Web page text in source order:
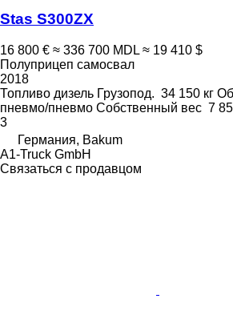
Stas S300ZX
16 800 € ≈ 336 700 MDL ≈ 19 410 $
Полуприцеп самосвал
2018
Топливо дизель Грузопод. 34 150 кг
пневмо/пневмо Собственный вес 7
3
Германия, Bakum
A1-Truck GmbH
Связаться с продавцом